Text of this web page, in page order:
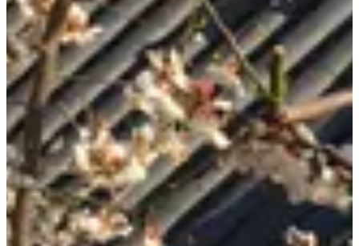
Scopri cosa mangiare e bere nei dintorni sulla nostraBUAMDONG
| Guida dei locali di Creatripe assicurati di condividere la tua
esperienza con noi!
Informazioni
Indirizzo 서울 종로구 창의문로11길 4-1
Orario
Seokpajeong & M2 10:00-17:00
M1 10:00-18:00
Chiuso lunedì e martedì
Ultimo ingresso un'ora prima della chiusura
Seokpajeong ₩5,500